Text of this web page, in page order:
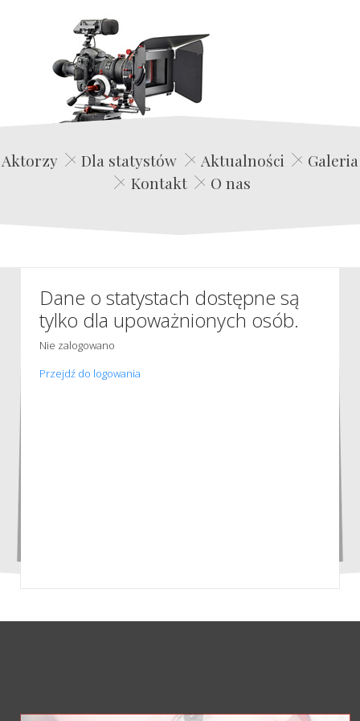
Edwin Film Agencja Aktorska
Aktorzy Dla statystów Aktualności
Galeria
Kontakt
O nas
Dane o statystach dostępne są
tylko dla upoważnionych osób.
Nie zalogowano
Przejdź do logowania